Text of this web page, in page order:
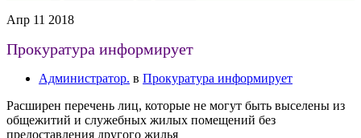
Апр 11 2018
Прокуратура информирует
Администратор. в Прокуратура информирует
Расширен перечень лиц, которые не могут быть выселены из
общежитий и служебных жилых помещений без
предоставления другого жилья